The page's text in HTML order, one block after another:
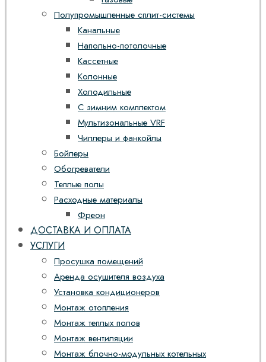
Полупромышленные сплит-системы
Канальные
Напольно-потолочные
Кассетные
Колонные
Холодильные
С зимним комплектом
Мультизональные VRF
Чиллеры и фанкойлы
Бойлеры
Обогреватели
Теплые полы
Расходные материалы
Фреон
ДОСТАВКА И ОПЛАТА
УСЛУГИ
Просушка помещений
Аренда осушителя воздуха
Установка кондиционеров
Монтаж отопления
Монтаж теплых полов
Монтаж вентиляции
Монтаж блочно-модульных котельных